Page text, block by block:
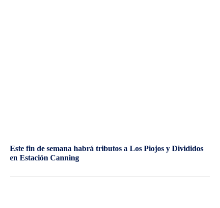
Este fin de semana habrá tributos a Los Piojos y Divididos
en Estación Canning